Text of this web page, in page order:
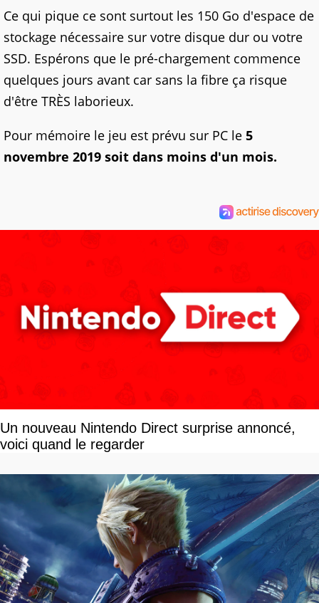
Ce qui pique ce sont surtout les 150 Go d'espace de
stockage nécessaire sur votre disque dur ou votre
SSD. Espérons que le pré-chargement commence
quelques jours avant car sans la fibre ça risque
d'être TRÈS laborieux.
Pour mémoire le jeu est prévu sur PC le 5
novembre 2019 soit dans moins d'un mois.
Un nouveau Nintendo Direct surprise annoncé,
voici quand le regarder